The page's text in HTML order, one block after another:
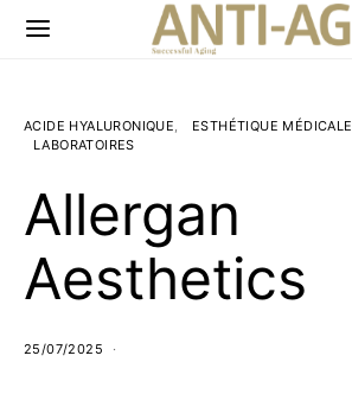
ACIDE HYALURONIQUE ESTHÉTIQUE MÉDICALE
LABORATOIRES
Allergan
Aesthetics
25/07/2025